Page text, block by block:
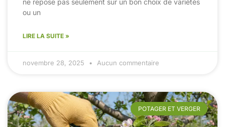
ne repose pas seulement sur un bon choix de variétés
ou un
LIRE LA SUITE »
novembre 28, 2025 Aucun commentaire
POTAGER ET VERGER